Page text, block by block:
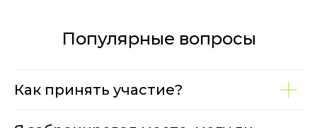
Популярные вопросы
Как принять участие?